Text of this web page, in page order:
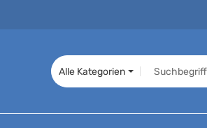
Alle Kategorien